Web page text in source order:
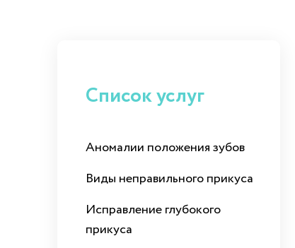
Список услуг
Аномалии положения зубов
Виды неправильного прикуса
Исправление глубокого
прикуса